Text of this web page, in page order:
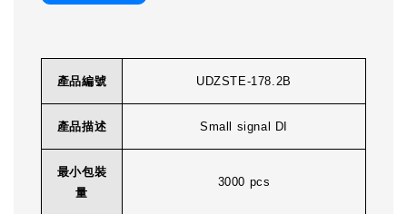
產品編號 UDZSTE-178.2B
產品描述 Small signal DI
最小包裝
量
3000 pcs